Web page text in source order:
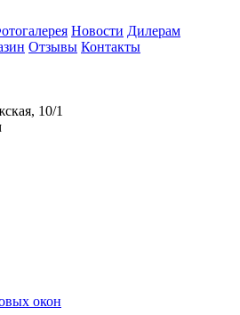
Новости Дилерам
Отзывы Контакты
10/1
окон